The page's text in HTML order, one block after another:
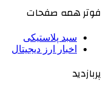
فوتر همه صفحات
سبد پلاستیکی
اخبار ارز دیجیتال
پربازدید